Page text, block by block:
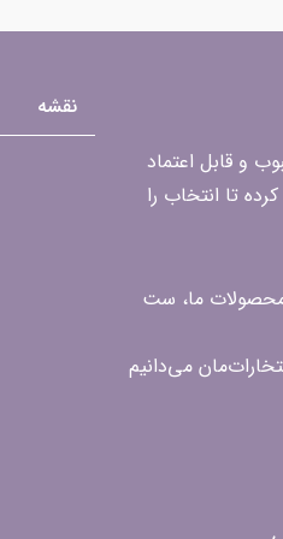
و قابل اعتماد
تا انتخاب را
محصولات ما، ست
نقشه